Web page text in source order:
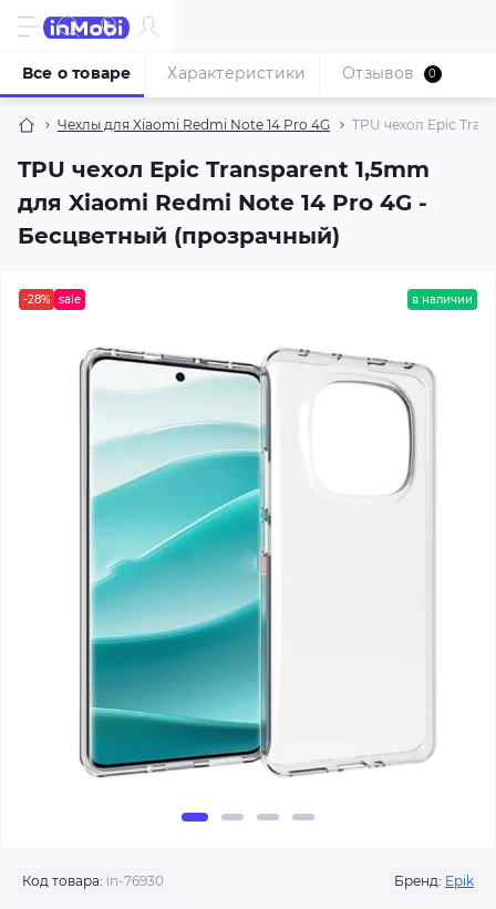
Чехлы для Xiaomi Redmi Note 14 Pro 4G TPU чехол Epic
TPU чехол Epic Transparent 1,5mm
для Xiaomi Redmi Note 14 Pro 4G -
Бесцветный (прозрачный)
Все о товаре Характеристики Отзывов 0
-28% sale в наличии
Код товара: in-76930 Бренд: Epik